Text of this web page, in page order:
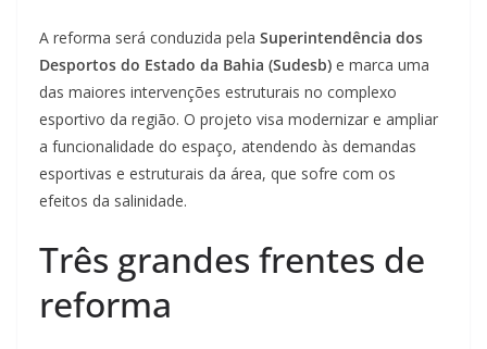
A reforma será conduzida pela Superintendência dos
Desportos do Estado da Bahia (Sudesb) e marca uma
das maiores intervenções estruturais no complexo
esportivo da região. O projeto visa modernizar e ampliar
a funcionalidade do espaço, atendendo às demandas
esportivas e estruturais da área, que sofre com os
efeitos da salinidade.
Três grandes frentes de
reforma